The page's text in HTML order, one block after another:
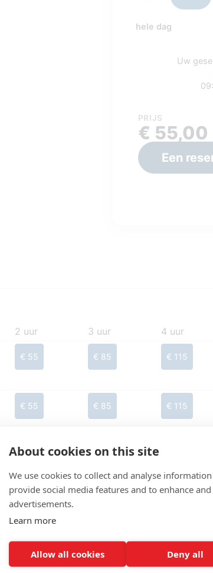
hele dag
Uw
PRIJS
€ 55,00
Een
2 uur 3 uur 4 uur
€ 55 € 85 € 115
€ 55 € 85 € 115
€ 55 € 85
€ 55
€ 55 € 85 € 115
About cookies on this site
We use cookies to collect and analyse
provide social media features and to enhance
advertisements.
Learn more
Allow all cookies Deny all